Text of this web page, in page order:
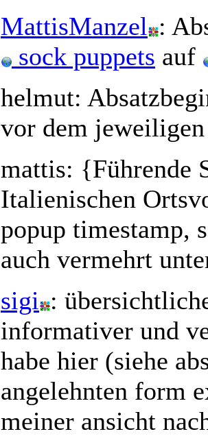
MattisManzel :
sock puppets auf
helmut:
vor dem
mattis: {Führende
Italienischen
popup timestamp,
auch vermehrt
sigi :
informativer und
habe hier (siehe
angelehnten form
meiner ansicht